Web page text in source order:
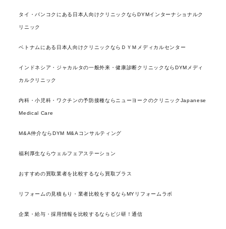
タイ・バンコクにある日本人向けクリニックならDYMインターナショナルク
リニック
ベトナムにある日本人向けクリニックならＤＹＭメディカルセンター
インドネシア・ジャカルタの一般外来・健康診断クリニックならDYMメディ
カルクリニック
内科・小児科・ワクチンの予防接種ならニューヨークのクリニックJapanese
Medical Care
M&A仲介ならDYM M&Aコンサルティング
福利厚生ならウェルフェアステーション
おすすめの買取業者を比較するなら買取プラス
リフォームの見積もり・業者比較をするならMYリフォームラボ
企業・給与・採用情報を比較するならビジ研！通信